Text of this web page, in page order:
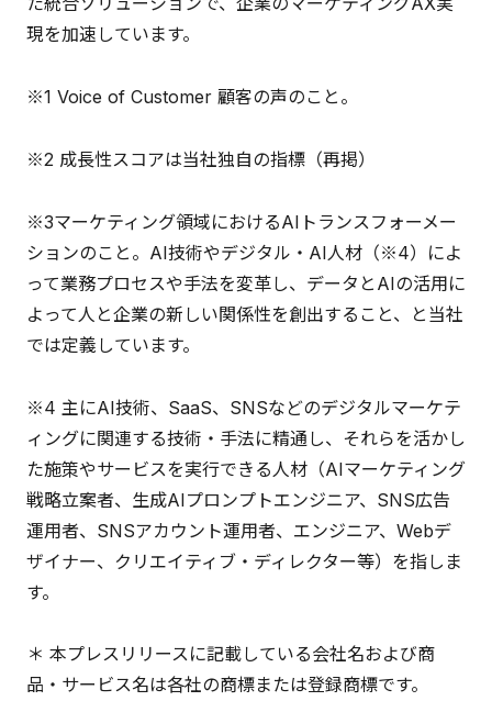
現を加速しています。
※1 Voice of Customer 顧客の声のこと。
※2 成長性スコアは当社独自の指標（再掲）
※3マーケティング領域におけるAIトランスフォーメー
ションのこと。AI技術やデジタル・AI人材（※4）によ
って業務プロセスや手法を変革し、データとAIの活用に
よって人と企業の新しい関係性を創出すること、と当社
では定義しています。
※4 主にAI技術、SaaS、SNSなどのデジタルマーケテ
ィングに関連する技術・手法に精通し、それらを活かし
た施策やサービスを実行できる人材（AIマーケティング
戦略立案者、生成AIプロンプトエンジニア、SNS広告
運用者、SNSアカウント運用者、エンジニア、Webデ
ザイナー、クリエイティブ・ディレクター等）を指しま
す。
＊ 本プレスリリースに記載している会社名および商
品・サービス名は各社の商標または登録商標です。